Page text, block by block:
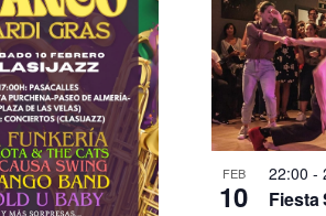
FEB
10
22:00-
Fiesta